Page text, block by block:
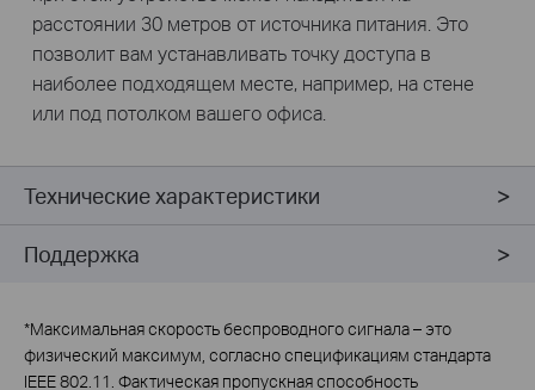
расстоянии 30 метров от источника питания. Это
позволит вам устанавливать точку доступа в
наиболее подходящем месте, например, на стене
или под потолком вашего офиса.
Технические характеристики
Поддержка
*Максимальная скорость беспроводного сигнала – это
физический максимум, согласно спецификациям стандарта
IEEE 802.11. Фактическая пропускная способность